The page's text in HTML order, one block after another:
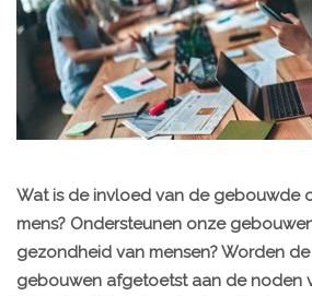
Wat is de invloed van de gebouwde
mens? Ondersteunen onze
gezondheid van mensen? Worden
gebouwen afgetoetst aan de noden